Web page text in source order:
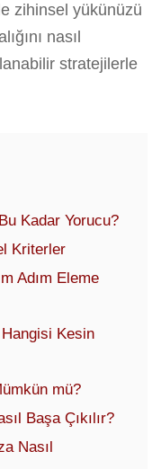
zihinsel yükünüzü
nasıl
stratejilerle
Kadar Yorucu?
Kriterler
Adım Eleme
Hangisi Kesin
mü?
Başa Çıkılır?
Nasıl